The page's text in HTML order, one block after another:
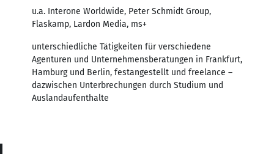
u.a. Interone Worldwide, Peter Schmidt Group,
Flaskamp, Lardon Media, ms+
unterschiedliche Tätigkeiten für verschiedene
Agenturen und Unternehmensberatungen in Frankfurt,
Hamburg und Berlin, festangestellt und freelance –
dazwischen Unterbrechungen durch Studium und
Auslandaufenthalte